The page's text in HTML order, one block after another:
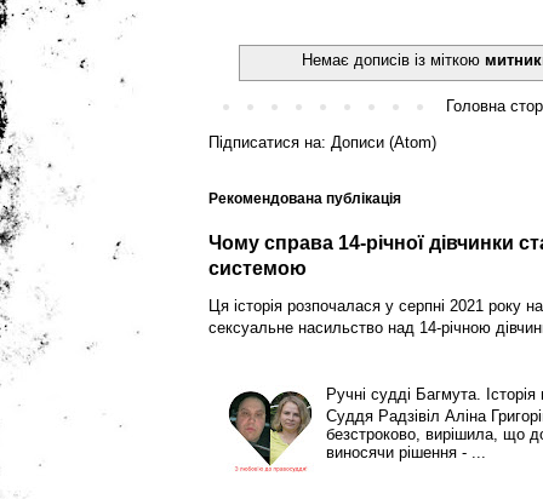
Немає дописів із міткою
Головна
Підписатися на: Дописи (Atom)
Рекомендована публікація
Чому справа 14-річної дівчинки
системою
Ця історія розпочалася у серпні 2021 року
сексуальне насильство над 14-річною
Ручні судді Багмута.
Суддя Радзівіл Аліна
безстроково, вирішила, що
виносячи рішення - ...